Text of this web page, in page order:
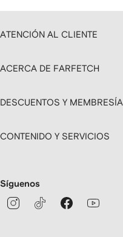
ATENCIÓN AL CLIENTE
ACERCA DE FARFETCH
DESCUENTOS Y MEMBRESÍA
CONTENIDO Y SERVICIOS
Síguenos